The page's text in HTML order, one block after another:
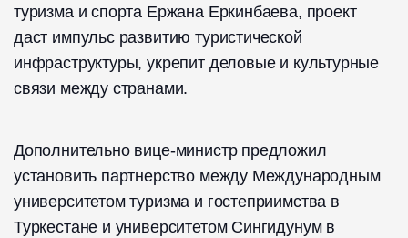
туризма и спорта Ержана Еркинбаева, проект
даст импульс развитию туристической
инфраструктуры, укрепит деловые и культурные
связи между странами.
Дополнительно вице-министр предложил
установить партнерство между Международным
университетом туризма и гостеприимства в
Туркестане и университетом Сингидунум в